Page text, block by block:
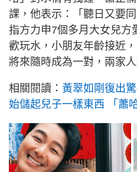
課，他表示：「聽日又要
指方力申7個多月大女兒方
歡玩水，小朋友年齡接近
將來隨時成為一對，兩家人
相關閱讀： 黃翠如剛復出
始儲起兒子一樣東西 「蕭